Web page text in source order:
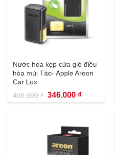
Nước hoa kẹp cửa gió điều
hòa mùi Táo- Apple Areon
Car Lux
400.000₫ Giá
gốc
là:
346.000 ₫Giá
hiện
tại